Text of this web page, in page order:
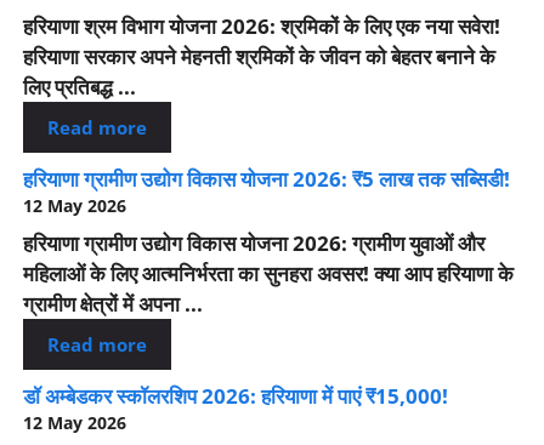
हरियाणा श्रम विभाग योजना 2026: श्रमिकों के लिए एक नया सवेरा!
हरियाणा सरकार अपने मेहनती श्रमिकों के जीवन को बेहतर बनाने के
लिए प्रतिबद्ध ...
Read more
हरियाणा ग्रामीण उद्योग विकास योजना 2026: ₹5 लाख तक सब्सिडी!
12 May 2026
हरियाणा ग्रामीण उद्योग विकास योजना 2026: ग्रामीण युवाओं और
महिलाओं के लिए आत्मनिर्भरता का सुनहरा अवसर! क्या आप हरियाणा के
ग्रामीण क्षेत्रों में अपना ...
Read more
डॉ अम्बेडकर स्कॉलरशिप 2026: हरियाणा में पाएं ₹15,000!
12 May 2026